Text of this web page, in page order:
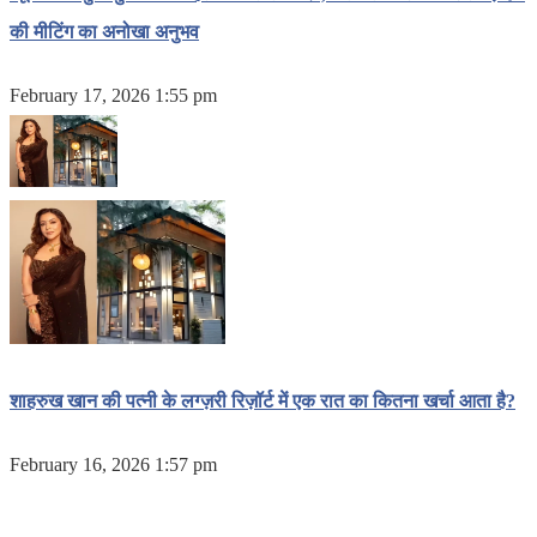
की मीटिंग का अनोखा अनुभव
February 17, 2026 1:55 pm
शाहरुख खान की पत्नी के लग्ज़री रिज़ॉर्ट में एक रात का कितना खर्चा आता है?
February 16, 2026 1:57 pm